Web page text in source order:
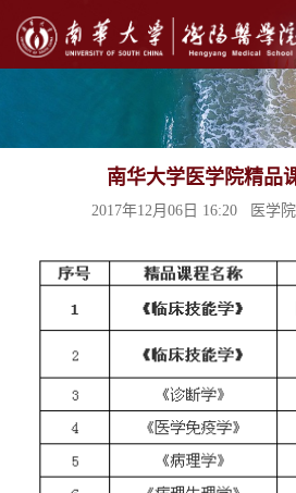
南华大学医学院精品
2017年12月06日 16:20 医学